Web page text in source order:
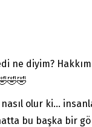
ne diyim?
olur ki…
bu başka bir